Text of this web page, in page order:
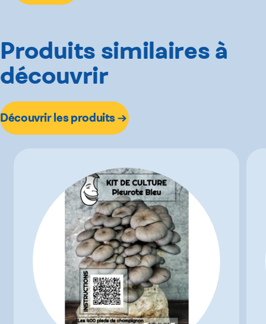
Produits similaires à
découvrir
Découvrir les produits